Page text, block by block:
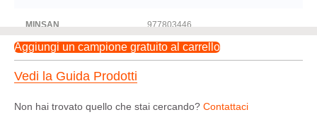
MINSAN 977803446
Aggiungi un campione gratuito al carrello
Vedi la Guida Prodotti
Non hai trovato quello che stai cercando? Contattaci